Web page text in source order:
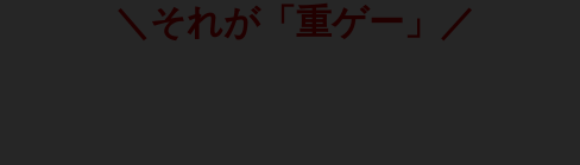
＼それが「重ゲー」／